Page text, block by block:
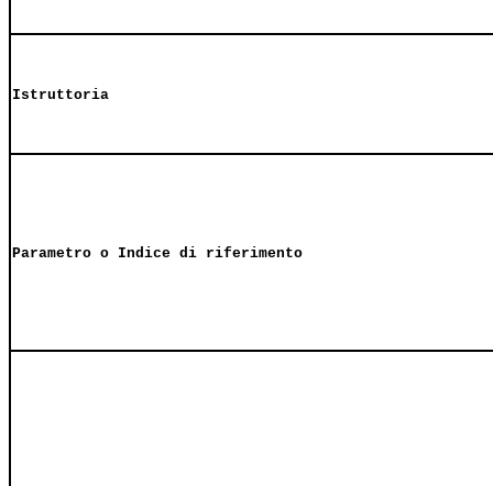
Istruttoria
Parametro o Indice di riferimento